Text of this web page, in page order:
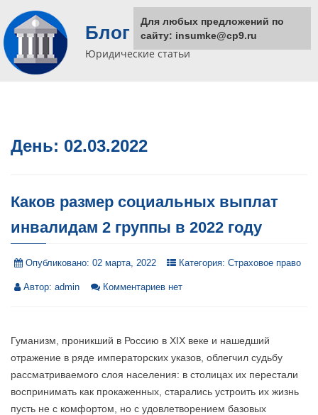
Блог юриста
Юридические статьи
День: 02.03.2022
Каков размер социальных выплат
инвалидам 2 группы в 2022 году
Опубликовано: 02 марта, 2022 Категория: Страховое право
Автор: admin Комментариев нет
Гуманизм, проникший в Россию в XIX веке и нашедший
отражение в ряде императорских указов, облегчил судьбу
рассматриваемого слоя населения: в столицах их перестали
воспринимать как прокаженных, старались устроить их жизнь
пусть не с комфортом, но с удовлетворением базовых
Для любых предложений по
сайту: insumke@cp9.ru